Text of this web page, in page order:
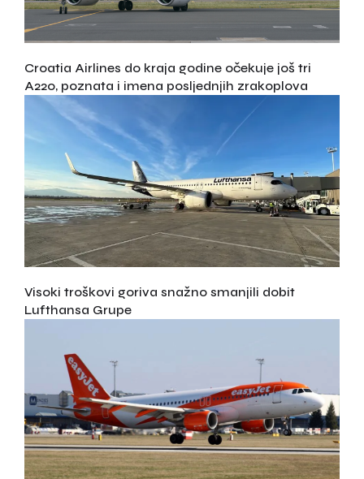
Croatia Airlines do kraja godine očekuje još tri
A220, poznata i imena posljednjih zrakoplova
Visoki troškovi goriva snažno smanjili dobit
Lufthansa Grupe